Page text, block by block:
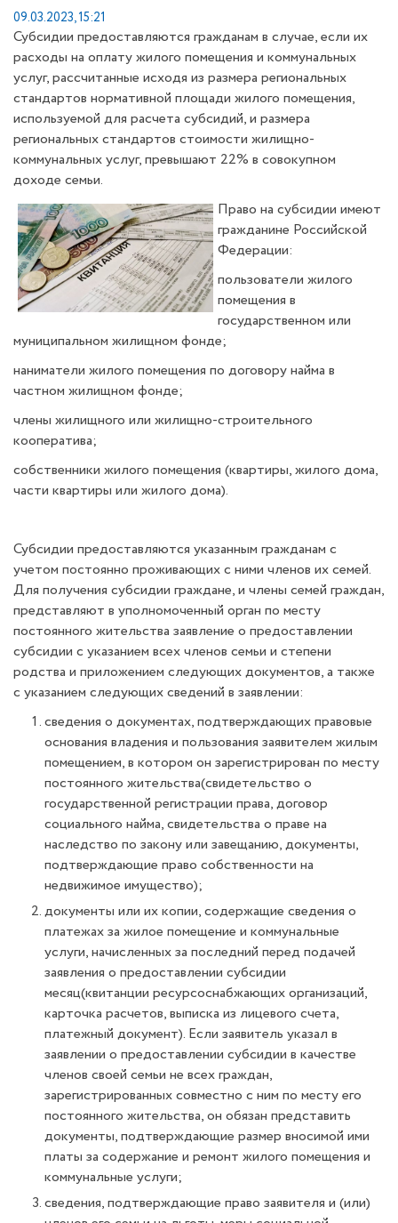
09.03.2023, 15:21
Субсидии предоставляются гражданам в случае, если их
расходы на оплату жилого помещения и коммунальных
услуг, рассчитанные исходя из размера региональных
стандартов нормативной площади жилого помещения,
используемой для расчета субсидий, и размера
региональных стандартов стоимости жилищно-
коммунальных услуг, превышают 22% в совокупном
доходе семьи.
Право на субсидии имеют
гражданине Российской
Федерации:
пользователи жилого
помещения в
государственном или
муниципальном жилищном фонде;
наниматели жилого помещения по договору найма в
частном жилищном фонде;
члены жилищного или жилищно-строительного
кооператива;
собственники жилого помещения (квартиры, жилого дома,
части квартиры или жилого дома).
Субсидии предоставляются указанным гражданам с
учетом постоянно проживающих с ними членов их семей.
Для получения субсидии граждане, и члены семей граждан,
представляют в уполномоченный орган по месту
постоянного жительства заявление о предоставлении
субсидии с указанием всех членов семьи и степени
родства и приложением следующих документов, а также
с указанием следующих сведений в заявлении:
сведения о документах, подтверждающих правовые
основания владения и пользования заявителем жилым
помещением, в котором он зарегистрирован по месту
постоянного жительства(свидетельство о
государственной регистрации права, договор
социального найма, свидетельства о праве на
наследство по закону или завещанию, документы,
подтверждающие право собственности на
недвижимое имущество);
документы или их копии, содержащие сведения о
платежах за жилое помещение и коммунальные
услуги, начисленных за последний перед подачей
заявления о предоставлении субсидии
месяц(квитанции ресурсоснабжающих организаций,
карточка расчетов, выписка из лицевого счета,
платежный документ). Если заявитель указал в
заявлении о предоставлении субсидии в качестве
членов своей семьи не всех граждан,
зарегистрированных совместно с ним по месту его
постоянного жительства, он обязан представить
документы, подтверждающие размер вносимой ими
платы за содержание и ремонт жилого помещения и
коммунальные услуги;
сведения, подтверждающие право заявителя и (или)